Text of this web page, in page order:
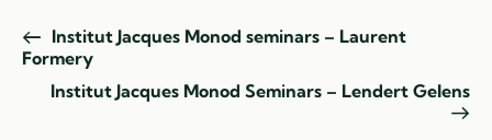
Institut Jacques Monod seminars – Laurent
Formery
Institut Jacques Monod Seminars – Lendert Gelens